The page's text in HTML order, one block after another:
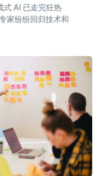
式 AI 已走完狂热
家纷纷回归技术和